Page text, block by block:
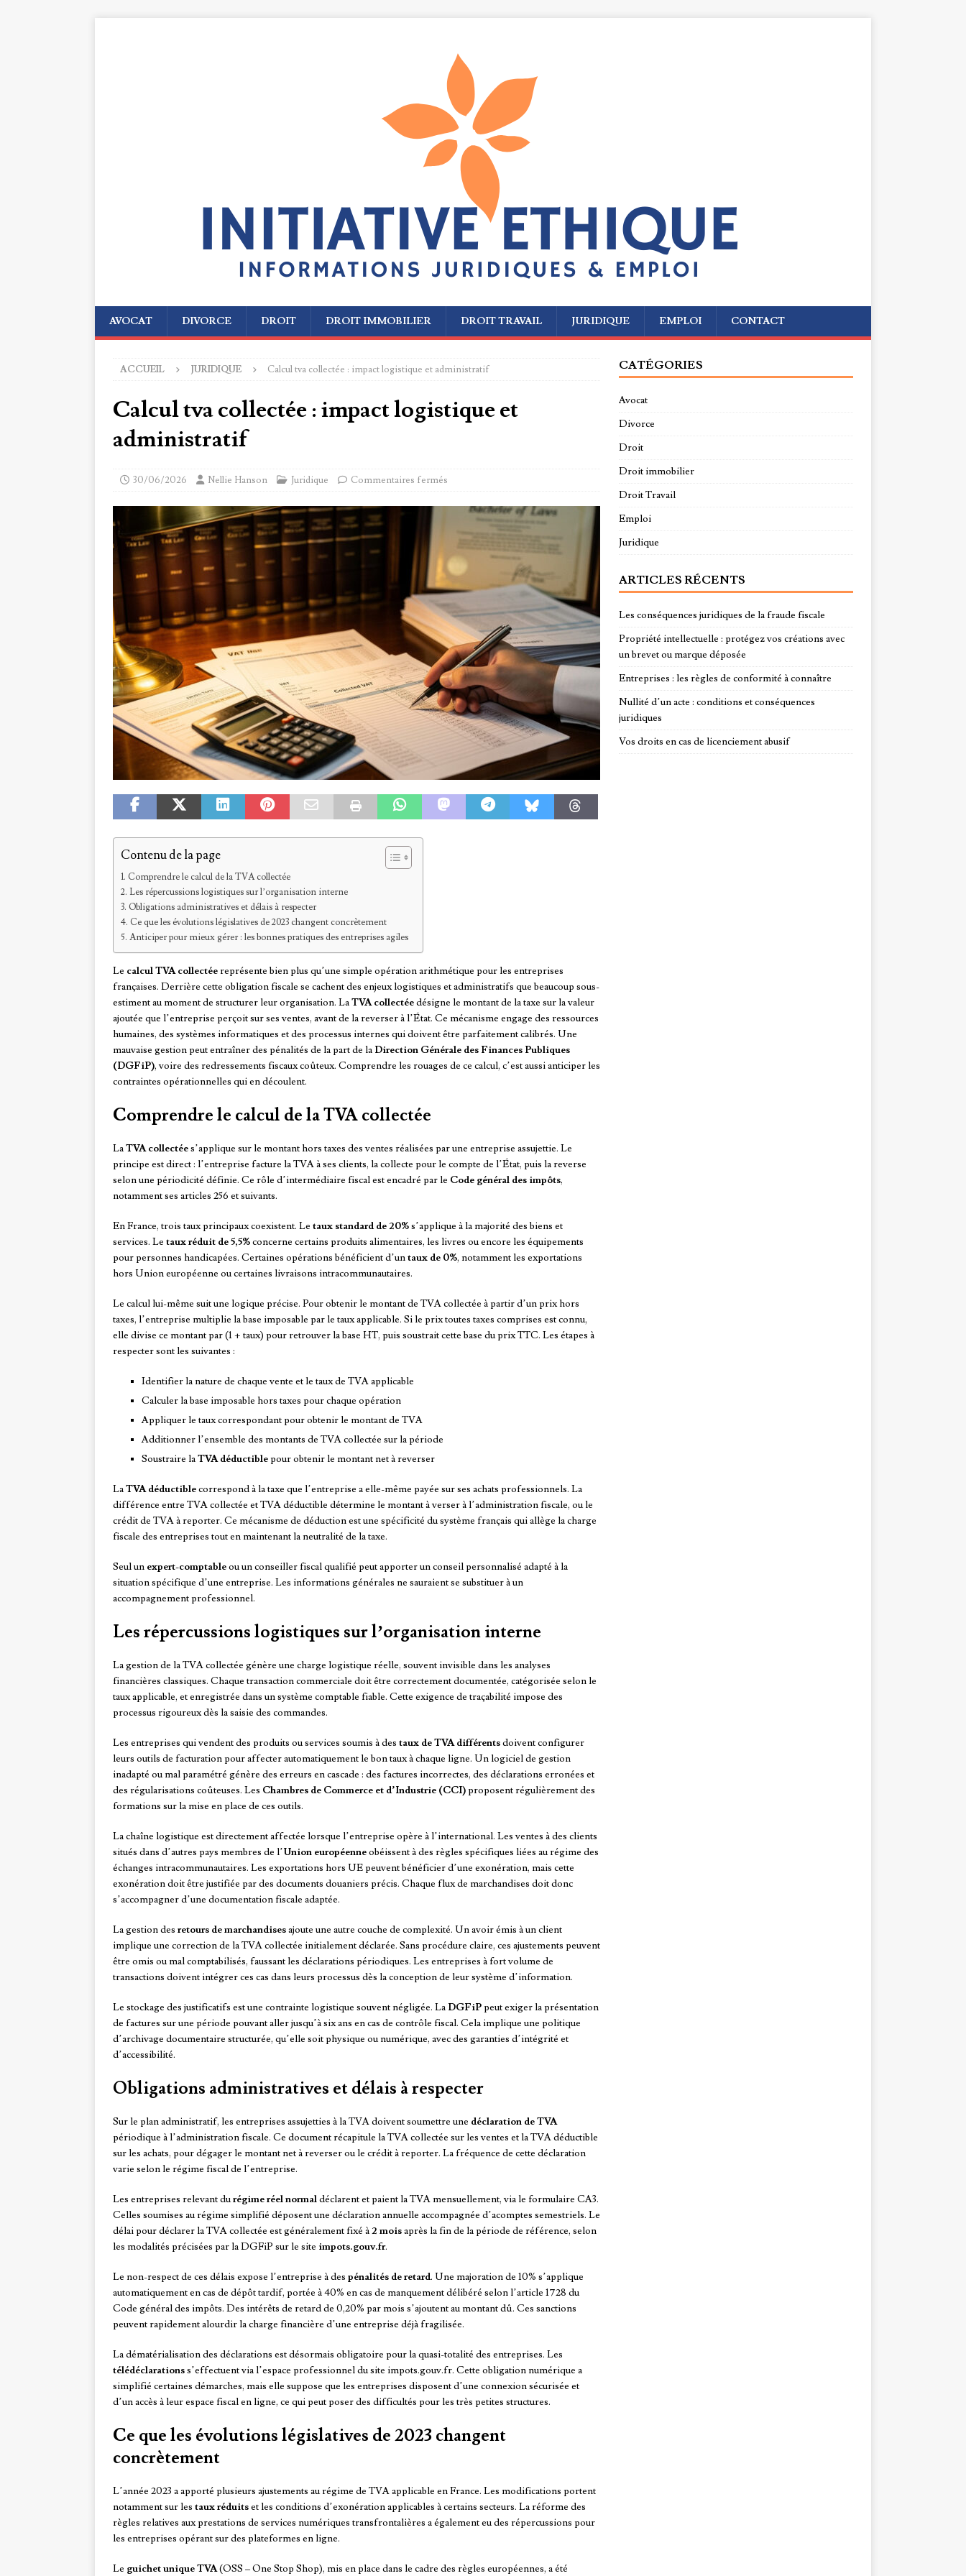
AVOCAT DIVORCE DROIT DROIT IMMOBILIER DROIT TRAVAIL JURIDIQUE EMPLOI CONTACT
ACCUEIL JURIDIQUE Calcul tva collectée : impact logistique et administratif
Calcul tva collectée : impact logistique et
administratif
30/06/2026 Nellie Hanson Juridique Commentaires fermés
Contenu de la page
Comprendre le calcul de la TVA collectée
Les répercussions logistiques sur l’organisation interne
Obligations administratives et délais à respecter
Ce que les évolutions législatives de 2023 changent concrètement
Anticiper pour mieux gérer : les bonnes pratiques des entreprises agiles
Le calcul TVA collectéereprésente bien plus qu’une simple opération arithmétique pour les entreprises
françaises. Derrière cette obligation fiscale se cachent des enjeux logistiques et administratifs que beaucoup sous-
estiment au moment de structurer leur organisation. LaTVA collectéedésigne le montant de la taxe sur la valeur
ajoutée que l’entreprise perçoit sur ses ventes, avant de la reverser à l’État. Ce mécanisme engage des ressources
humaines, des systèmes informatiques et des processus internes qui doivent être parfaitement calibrés. Une
mauvaise gestion peut entraîner des pénalités de la part de la Direction Générale des Finances Publiques
(DGFiP), voire des redressements fiscaux coûteux. Comprendre les rouages de ce calcul, c’est aussi anticiper les
contraintes opérationnelles qui en découlent.
Comprendre le calcul de la TVA collectée
LaTVA collectées’applique sur le montant hors taxes des ventes réalisées par une entreprise assujettie. Le
principe est direct : l’entreprise facture la TVA à ses clients, la collecte pour le compte de l’État, puis la reverse
selon une périodicité définie. Ce rôle d’intermédiaire fiscal est encadré par le Code général des impôts,
notamment ses articles 256 et suivants.
En France, trois taux principaux coexistent. Le taux standard de 20%s’applique à la majorité des biens et
services. Le taux réduit de 5,5%concerne certains produits alimentaires, les livres ou encore les équipements
pour personnes handicapées. Certaines opérations bénéficient d’untaux de 0%, notamment les exportations
hors Union européenne ou certaines livraisons intracommunautaires.
Le calcul lui-même suit une logique précise. Pour obtenir le montant de TVA collectée à partir d’un prix hors
taxes, l’entreprise multiplie la base imposable par le taux applicable. Si le prix toutes taxes comprises est connu,
elle divise ce montant par (1 + taux) pour retrouver la base HT, puis soustrait cette base du prix TTC. Les étapes à
respecter sont les suivantes :
Identifier la nature de chaque vente et le taux de TVA applicable
Calculer la base imposable hors taxes pour chaque opération
Appliquer le taux correspondant pour obtenir le montant de TVA
Additionner l’ensemble des montants de TVA collectée sur la période
Soustraire laTVA déductiblepour obtenir le montant net à reverser
LaTVA déductiblecorrespond à la taxe que l’entreprise a elle-même payée sur ses achats professionnels. La
différence entre TVA collectée et TVA déductible détermine le montant à verser à l’administration fiscale, ou le
crédit de TVA à reporter. Ce mécanisme de déduction est une spécificité du système français qui allège la charge
fiscale des entreprises tout en maintenant la neutralité de la taxe.
Seul un expert-comptableou un conseiller fiscal qualifié peut apporter un conseil personnalisé adapté à la
situation spécifique d’une entreprise. Les informations générales ne sauraient se substituer à un
accompagnement professionnel.
Les répercussions logistiques sur l’organisation interne
La gestion de la TVA collectée génère une charge logistique réelle, souvent invisible dans les analyses
financières classiques. Chaque transaction commerciale doit être correctement documentée, catégorisée selon le
taux applicable, et enregistrée dans un système comptable fiable. Cette exigence de traçabilité impose des
processus rigoureux dès la saisie des commandes.
Les entreprises qui vendent des produits ou services soumis à des taux de TVA différentsdoivent configurer
leurs outils de facturation pour affecter automatiquement le bon taux à chaque ligne. Un logiciel de gestion
inadapté ou mal paramétré génère des erreurs en cascade : des factures incorrectes, des déclarations erronées et
des régularisations coûteuses. Les Chambres de Commerce et d’Industrie (CCI)proposent régulièrement des
formations sur la mise en place de ces outils.
La chaîne logistique est directement affectée lorsque l’entreprise opère à l’international. Les ventes à des clients
situés dans d’autres pays membres de l’Union européenneobéissent à des règles spécifiques liées au régime des
échanges intracommunautaires. Les exportations hors UE peuvent bénéficier d’une exonération, mais cette
exonération doit être justifiée par des documents douaniers précis. Chaque flux de marchandises doit donc
s’accompagner d’une documentation fiscale adaptée.
La gestion des retours de marchandisesajoute une autre couche de complexité. Un avoir émis à un client
implique une correction de la TVA collectée initialement déclarée. Sans procédure claire, ces ajustements peuvent
être omis ou mal comptabilisés, faussant les déclarations périodiques. Les entreprises à fort volume de
transactions doivent intégrer ces cas dans leurs processus dès la conception de leur système d’information.
Le stockage des justificatifs est une contrainte logistique souvent négligée. La DGFiPpeut exiger la présentation
de factures sur une période pouvant aller jusqu’à six ans en cas de contrôle fiscal. Cela implique une politique
d’archivage documentaire structurée, qu’elle soit physique ou numérique, avec des garanties d’intégrité et
d’accessibilité.
Obligations administratives et délais à respecter
Sur le plan administratif, les entreprises assujetties à la TVA doivent soumettre une déclaration de TVA
périodique à l’administration fiscale. Ce document récapitule la TVA collectée sur les ventes et la TVA déductible
sur les achats, pour dégager le montant net à reverser ou le crédit à reporter. La fréquence de cette déclaration
varie selon le régime fiscal de l’entreprise.
Les entreprises relevant durégime réel normaldéclarent et paient la TVA mensuellement, via le formulaire CA3.
Celles soumises au régime simplifié déposent une déclaration annuelle accompagnée d’acomptes semestriels. Le
délai pour déclarer la TVA collectée est généralement fixé à2 moisaprès la fin de la période de référence, selon
les modalités précisées par la DGFiP sur le site impots.gouv.fr.
Le non-respect de ces délais expose l’entreprise à des pénalités de retard. Une majoration de 10% s’applique
automatiquement en cas de dépôt tardif, portée à 40% en cas de manquement délibéré selon l’article 1728 du
Code général des impôts. Des intérêts de retard de 0,20% par mois s’ajoutent au montant dû. Ces sanctions
peuvent rapidement alourdir la charge financière d’une entreprise déjà fragilisée.
La dématérialisation des déclarations est désormais obligatoire pour la quasi-totalité des entreprises. Les
télédéclarationss’effectuent via l’espace professionnel du site impots.gouv.fr. Cette obligation numérique a
simplifié certaines démarches, mais elle suppose que les entreprises disposent d’une connexion sécurisée et
d’un accès à leur espace fiscal en ligne, ce qui peut poser des difficultés pour les très petites structures.
Ce que les évolutions législatives de 2023 changent
concrètement
L’année 2023 a apporté plusieurs ajustements au régime de TVA applicable en France. Les modifications portent
notamment sur les taux réduitset les conditions d’exonération applicables à certains secteurs. La réforme des
règles relatives aux prestations de services numériques transfrontalières a également eu des répercussions pour
les entreprises opérant sur des plateformes en ligne.
Le guichet unique TVA(OSS – One Stop Shop), mis en place dans le cadre des règles européennes, a été
CATÉGORIES
Avocat
Divorce
Droit
Droit immobilier
Droit Travail
Emploi
Juridique
ARTICLES RÉCENTS
Les conséquences juridiques de la fraude fiscale
Propriété intellectuelle : protégez vos créations avec
un brevet ou marque déposée
Entreprises : les règles de conformité à connaître
Nullité d’un acte : conditions et conséquences
juridiques
Vos droits en cas de licenciement abusif